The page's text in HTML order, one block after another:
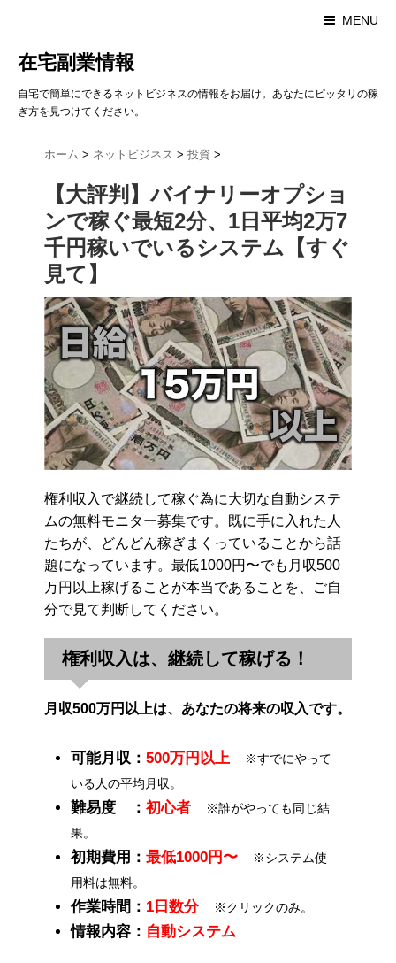
MENU
在宅副業情報
自宅で簡単にできるネットビジネスの情報をお届け。あなたにピッタリの稼
ぎ方を見つけてください。
ホーム > ネットビジネス > 投資 >
【大評判】バイナリーオプショ
ンで稼ぐ最短2分、1日平均2万7
千円稼いでいるシステム【すぐ
見て】
権利収入で継続して稼ぐ為に大切な自動システ
ムの無料モニター募集です。既に手に入れた人
たちが、どんどん稼ぎまくっていることから話
題になっています。最低1000円〜でも月収500
万円以上稼げることが本当であることを、ご自
分で見て判断してください。
権利収入は、継続して稼げる！
月収500万円以上は、あなたの将来の収入です。
可能月収： 500万円以上
※すでにやって
いる人の平均月収。
難易度 ： 初心者
※誰がやっても同じ結
果。
初期費用： 最低1000円〜
※システム使
用料は無料。
作業時間： 1日数分 ※クリックのみ。
情報内容： 自動システム